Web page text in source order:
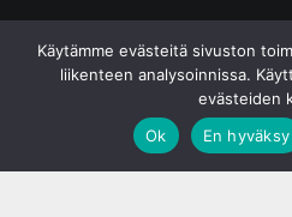
Käytämme evästeitä sivuston
liikenteen analysoinnissa.
evästeiden
Ok
En hyväksy